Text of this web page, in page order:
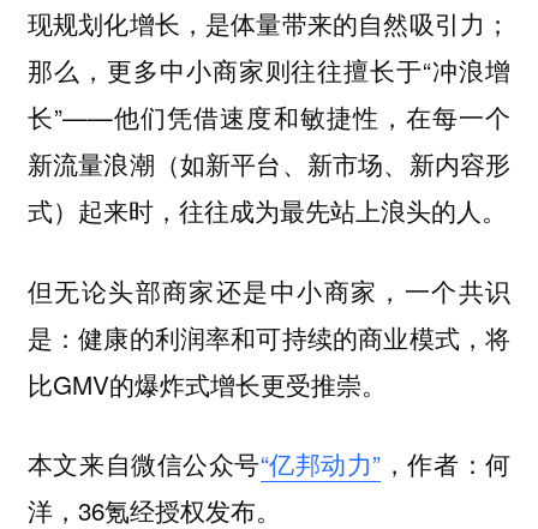
现规划化增长，是体量带来的自然吸引力；
那么，更多中小商家则往往擅长于“冲浪增
长”——他们凭借速度和敏捷性，在每一个
新流量浪潮（如新平台、新市场、新内容形
式）起来时，往往成为最先站上浪头的人。
但无论头部商家还是中小商家，一个共识
是：健康的利润率和可持续的商业模式，将
比GMV的爆炸式增长更受推崇。
本文来自微信公众号“亿邦动力” ，作者：何
洋，36氪经授权发布。